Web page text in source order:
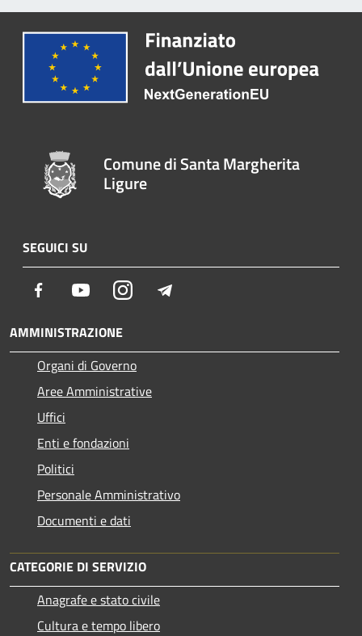
Comune di Santa Margherita
Ligure
SEGUICI SU
Facebook YoutubeInstagram
AMMINISTRAZIONE
Organi di Governo
Aree Amministrative
Uffici
Enti e fondazioni
Politici
Personale Amministrativo
Documenti e dati
CATEGORIE DI SERVIZIO
Anagrafe e stato civile
Cultura e tempo libero